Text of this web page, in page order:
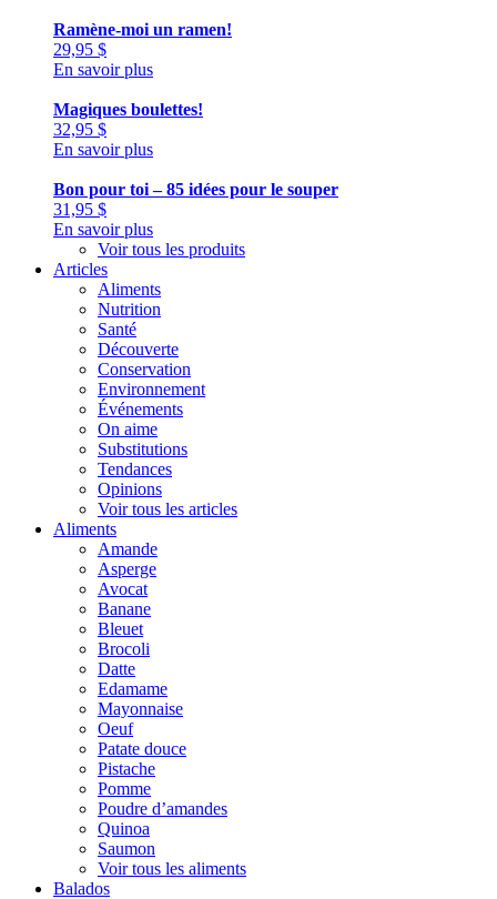
Ramène-moi un ramen!
29,95 $
En savoir plus
Magiques boulettes!
32,95 $
En savoir plus
Bon pour toi – 85 idées pour le souper
31,95 $
En savoir plus
Voir tous les produits
Articles
Aliments
Nutrition
Santé
Découverte
Conservation
Environnement
Événements
On aime
Substitutions
Tendances
Opinions
Voir tous les articles
Aliments
Amande
Asperge
Avocat
Banane
Bleuet
Brocoli
Datte
Edamame
Mayonnaise
Oeuf
Patate douce
Pistache
Pomme
Poudre d’amandes
Quinoa
Saumon
Voir tous les aliments
Balados